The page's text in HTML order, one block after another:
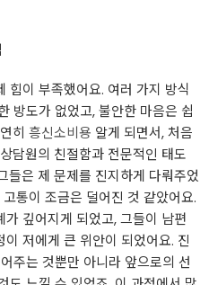
힘이 부족했어요. 여러 가지 방식
방도가 없었고, 불안한 마음은 쉽
히 흥신소비용 알게 되면서, 처음
담원의 친절함과 전문적인 태도
들은 제 문제를 진지하게 다뤄주었
통이 조금은 덜어진 것 같았어요.
깊어지게 되었고, 그들이 남편
저에게 큰 위안이 되었어요. 진
주는 것뿐만 아니라 앞으로의 선